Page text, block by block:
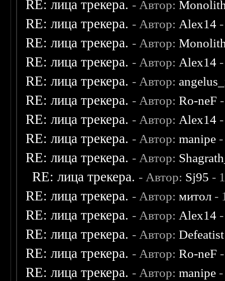
RE: лица трекера. - Автор:
RE: лица трекера. - Автор: Alex14
RE: лица трекера. - Автор:
RE: лица трекера. - Автор: Alex14
RE: лица трекера. - Автор:
RE: лица трекера. - Автор:Ro-neF
RE: лица трекера. - Автор: Alex14
RE: лица трекера. - Автор:manipe
RE: лица трекера. - Автор:
RE: лица трекера. - Автор: Sj95 -
RE: лица трекера. - Автор:митол -
RE: лица трекера. - Автор: Alex14
RE: лица трекера. - Автор:Defeatist
RE: лица трекера. - Автор:Ro-neF
RE: лица трекера. - Автор:manipe